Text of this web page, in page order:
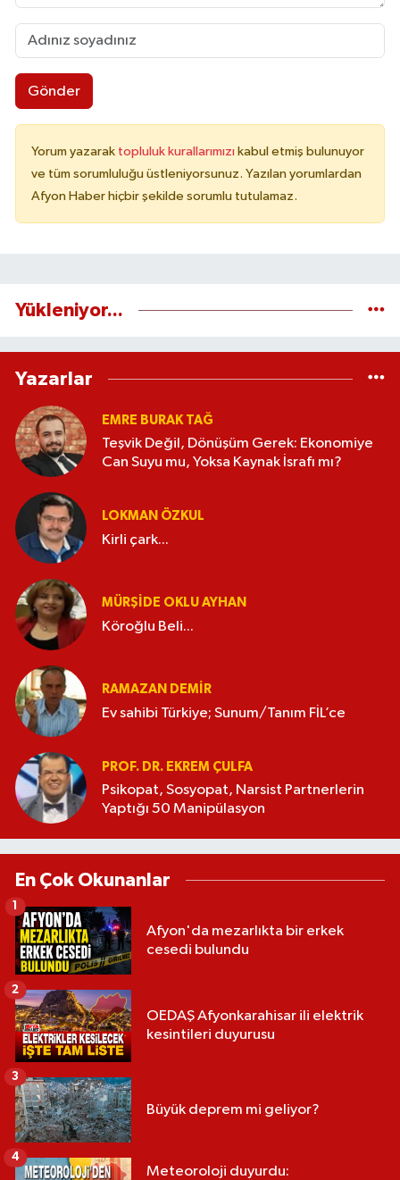
Gönder
Yorum yazarak topluluk kurallarımızı kabul etmiş bulunuyor
ve tüm sorumluluğu üstleniyorsunuz. Yazılan yorumlardan
Afyon Haber hiçbir şekilde sorumlu tutulamaz.
Yükleniyor...
Yazarlar
EMRE BURAK TAĞ
Teşvik Değil, Dönüşüm Gerek: Ekonomiye
Can Suyu mu, Yoksa Kaynak İsrafı mı?
LOKMAN ÖZKUL
Kirli çark...
MÜRŞIDE OKLU AYHAN
Köroğlu Beli...
RAMAZAN DEMİR
Ev sahibi Türkiye; Sunum/Tanım FİL’ce
PROF. DR. EKREM ÇULFA
Psikopat, Sosyopat, Narsist Partnerlerin
Yaptığı 50 Manipülasyon
En Çok Okunanlar
Afyon'da mezarlıkta bir erkek
cesedi bulundu
1
OEDAŞ Afyonkarahisar ili elektrik
kesintileri duyurusu
2
Büyük deprem mi geliyor?
3
Meteoroloji duyurdu:
4